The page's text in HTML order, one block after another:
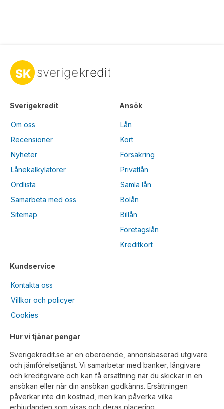
Sverigekredit
Om oss
Recensioner
Nyheter
Lånekalkylatorer
Ordlista
Samarbeta med oss
Sitemap
Kundservice
Kontakta oss
Villkor och policyer
Cookies
Ansök
Lån
Kort
Försäkring
Privatlån
Samla lån
Bolån
Billån
Företagslån
Kreditkort
Hur vi tjänar pengar
Sverigekredit.se är en oberoende, annonsbaserad utgivare
och jämförelsetjänst. Vi samarbetar med banker, långivare
och kreditgivare och kan få ersättning när du skickar in en
ansökan eller när din ansökan godkänns. Ersättningen
påverkar inte din kostnad, men kan påverka vilka
erbjudanden som visas och deras placering.